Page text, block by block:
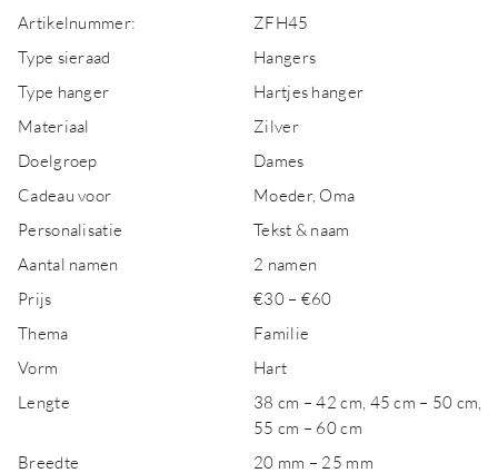
Artikelnummer:
ZFH45
Type sieraad
Hangers
Type hanger
Hartjes hanger
Materiaal
Zilver
Doelgroep
Dames
Cadeau voor
Moeder, Oma
Personalisatie
Tekst & naam
Aantal namen
2 namen
Prijs
€30 – €60
Thema
Familie
Vorm
Hart
Lengte
38 cm – 42 cm, 45 cm – 50 cm,
55 cm – 60 cm
Breedte
20 mm – 25 mm